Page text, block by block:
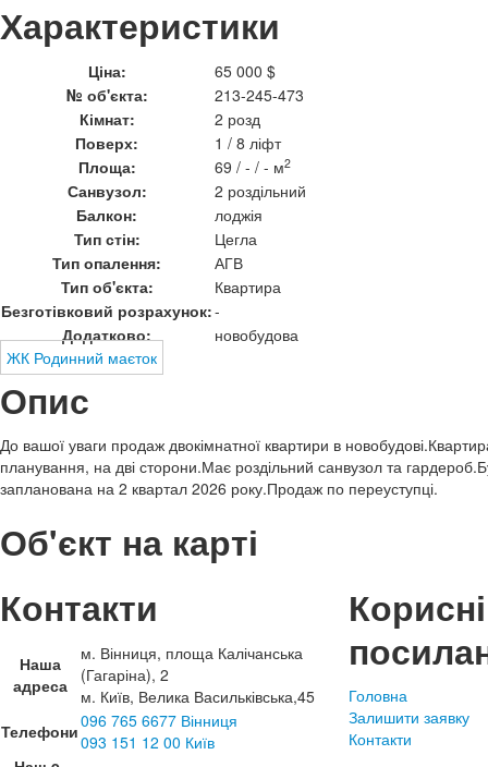
Характеристики
Ціна:
65 000 $
№ об'єкта:
213-245-473
Кімнат:
2 розд
Поверх:
1 / 8 ліфт
Площа:
69 / - / - м2
Санвузол:
2 роздільний
Балкон:
лоджія
Тип стін:
Цегла
Тип опалення:
АГВ
Тип об'єкта:
Квартира
Безготівковий розрахунок:-
Додатково:
новобудова
ЖК Родинний маєток
Опис
До вашої уваги продаж двокімнатної квартири в
планування, на дві сторони.Має роздільний санвузол та
запланована на 2 квартал 2026 року.Продаж по переуступці.
Об'єкт на карті
Контакти
Наша
адреса
м. Вінниця, площа Калічанська
(Гагаріна), 2
м. Київ, Велика Васильківська,45
Телефони096 765 6677 Вінниця
093 151 12 00 Київ
Корисні
Головна
Залишити заявку
Контакти